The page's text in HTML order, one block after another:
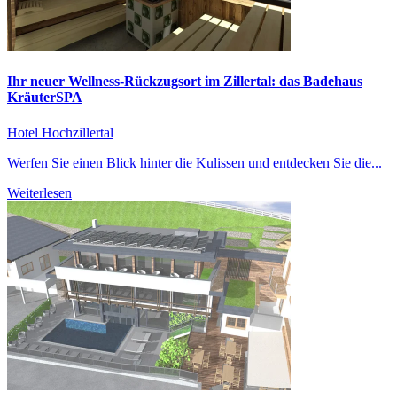
Ihr neuer Wellness-Rückzugsort im Zillertal: das Badehaus
KräuterSPA
Hotel Hochzillertal
Werfen Sie einen Blick hinter die Kulissen und entdecken Sie die...
Weiterlesen